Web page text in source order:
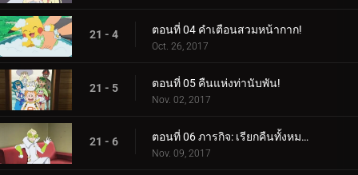
21 - 4 ตอนที่ 04 คำเตือนสวมหน้ากาก!
Oct. 26, 2017
21 - 5 ตอนที่ 05 คืนแห่งท่านับพัน!
Nov. 02, 2017
21 - 6 ตอนที่ 06 ภารกิจ: เรียกคืนทั้งหมด!
Nov. 09, 2017